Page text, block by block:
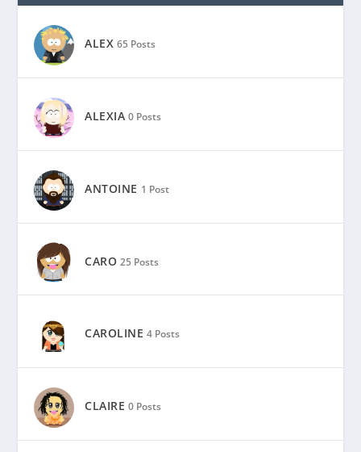
ALEX 65 Posts
ALEXIA 0 Posts
ANTOINE 1 Post
CARO 25 Posts
CAROLINE 4 Posts
CLAIRE 0 Posts